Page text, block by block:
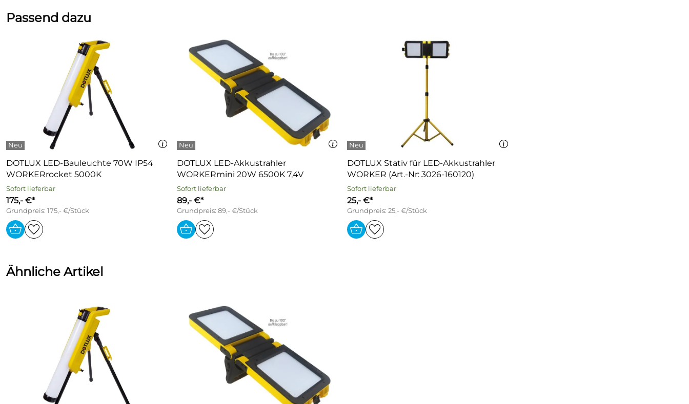
Passend dazu
DOTLUX LED-Bauleuchte 70W IP54
WORKERrocket 5000K
Sofort lieferbar
175,- €*
Grundpreis: 175,- €/Stück
DOTLUX LED-Akkustrahler
WORKERmini 20W 6500K 7,4V
Sofort lieferbar
89,- €*
Grundpreis: 89,- €/Stück
DOTLUX Stativ für LED-Akkustrahler
WORKER (Art.-Nr: 3026-160120)
Sofort lieferbar
25,- €*
Grundpreis: 25,- €/Stück
Ähnliche Artikel